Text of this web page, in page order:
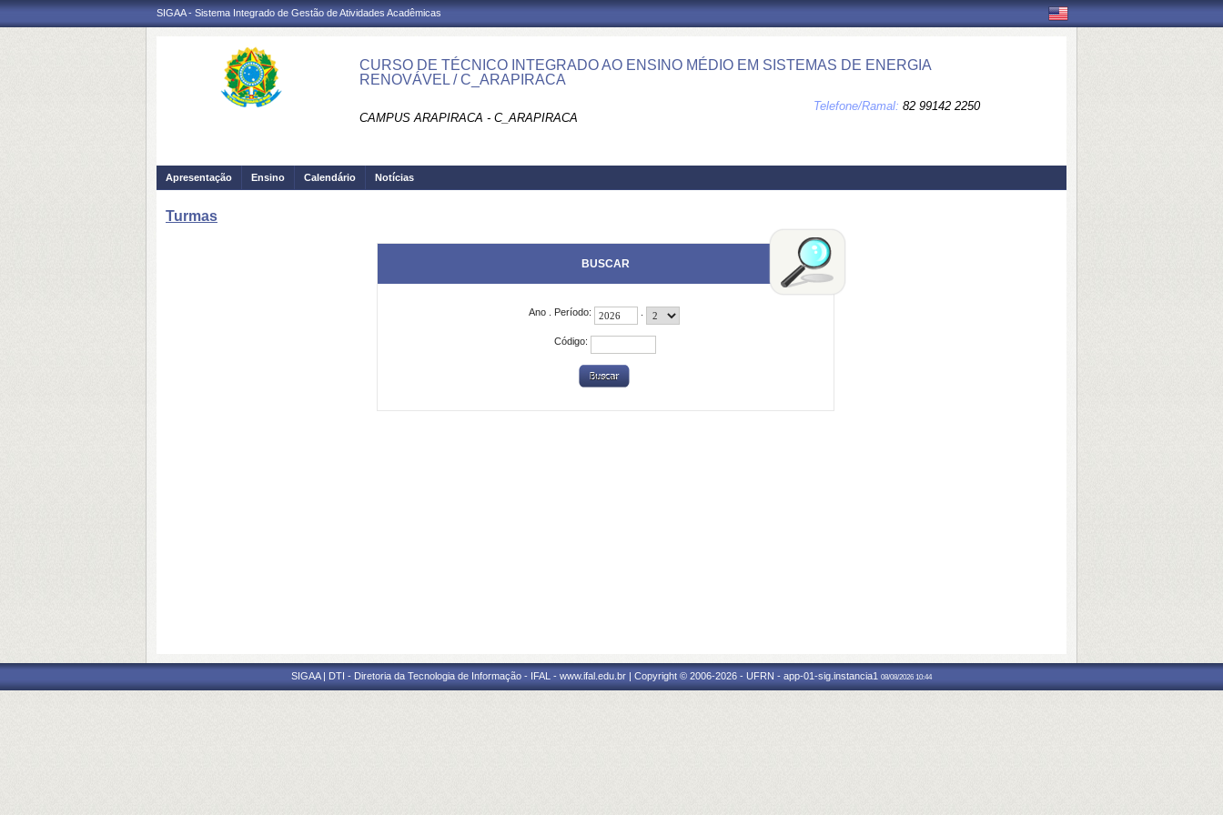
SIGAA - Sistema Integrado de Gestão de Atividades Acadêmicas
CURSO DE TÉCNICO INTEGRADO AO ENSINO MÉDIO EM SISTEMAS DE ENERGIA
RENOVÁVEL / C_ARAPIRACA
CAMPUS ARAPIRACA - C_ARAPIRACA
Telefone/Ramal: 82 99142 2250
Apresentação Ensino Calendário Notícias
Turmas
BUSCAR
Ano . Período:
Código:
SIGAA | DTI - Diretoria da Tecnologia de Informação - IFAL - www.ifal.edu.br | Copyright © 2006-2026 - UFRN - app-01-sig.instancia1 08/08/2026 10:44